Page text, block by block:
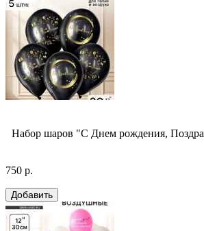
Набор шаров "С Днем рождения,
750 р.